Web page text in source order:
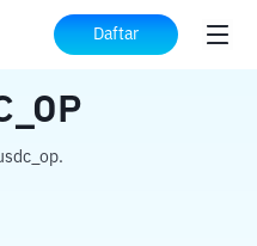
Daftar
ke USDC_OP